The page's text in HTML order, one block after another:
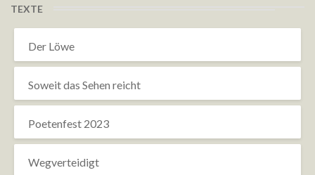
TEXTE
Der Löwe
Soweit das Sehen reicht
Poetenfest 2023
Wegverteidigt